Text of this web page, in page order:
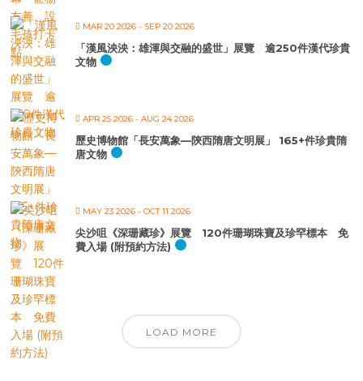
MAR 20 2026 - SEP 20 2026
「漢風泱泱：雄渾與交融的盛世」展覽 逾250件漢代珍貴
文物
APR 25 2026 - AUG 24 2026
歷史博物館「長安萬象—陝西隋唐文明展」 165+件珍貴隋
唐文物
MAY 23 2026 - OCT 11 2026
尖沙咀《深珊藏珍》展覽 120件珊瑚珠寶及珍罕標本 免
費入場 (附預約方法)
LOAD MORE